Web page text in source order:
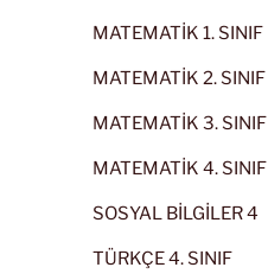
MATEMATİK 1. SINIF
MATEMATİK 2. SINIF
MATEMATİK 3. SINIF
MATEMATİK 4. SINIF
SOSYAL BİLGİLER 4
TÜRKÇE 4. SINIF